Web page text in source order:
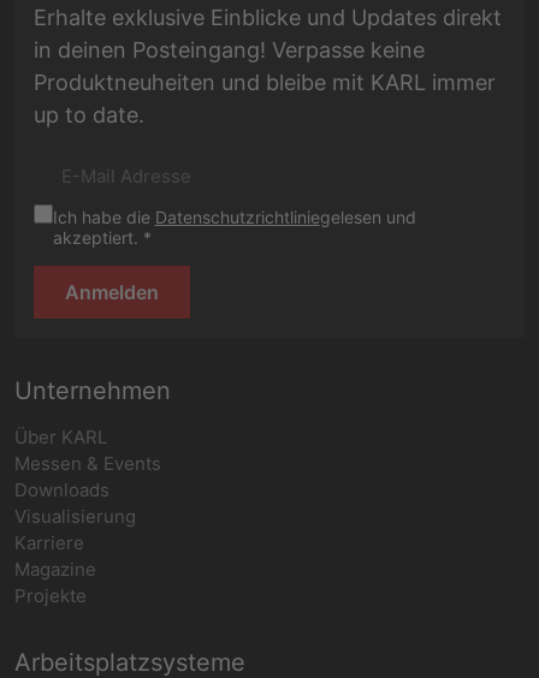
Erhalte exklusive Einblicke und Updates direkt
in deinen Posteingang! Verpasse keine
Produktneuheiten und bleibe mit KARL immer
up to date.
Ich habe die Datenschutzrichtliniegelesen und
akzeptiert. *
Anmelden
Unternehmen
Über KARL
Messen & Events
Downloads
Visualisierung
Karriere
Magazine
Projekte
Arbeitsplatzsysteme